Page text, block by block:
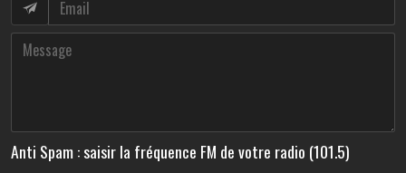
Anti Spam : saisir la fréquence FM de votre radio (101.5)